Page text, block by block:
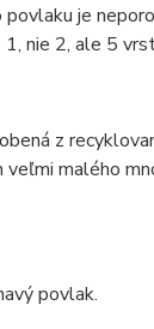
je
nie 2, ale 5
z
malého
povlak.